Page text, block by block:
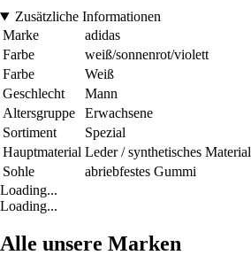
Zusätzliche Informationen
Marke
adidas
Farbe
weiß/sonnenrot/violett
Farbe
Weiß
Geschlecht
Mann
Altersgruppe
Erwachsene
Sortiment
Spezial
Hauptmaterial Leder / synthetisches Material
Sohle
abriebfestes Gummi
Loading...
Loading...
Alle unsere Marken